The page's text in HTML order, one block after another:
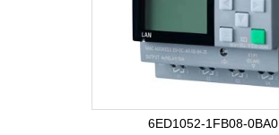
6ED1052-1FB08-0BA0